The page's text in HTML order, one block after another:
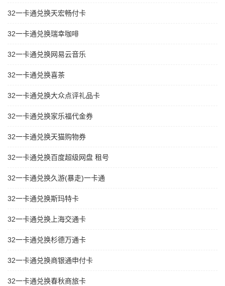
32一卡通兑换天宏畅付卡
32一卡通兑换瑞幸咖啡
32一卡通兑换网易云音乐
32一卡通兑换喜茶
32一卡通兑换大众点评礼品卡
32一卡通兑换家乐福代金券
32一卡通兑换天猫购物券
32一卡通兑换百度超级网盘 租号
32一卡通兑换久游(暴走)一卡通
32一卡通兑换斯玛特卡
32一卡通兑换上海交通卡
32一卡通兑换杉德万通卡
32一卡通兑换商银通申付卡
32一卡通兑换春秋商旅卡